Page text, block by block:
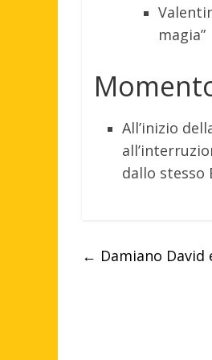
magia”
All’inizio
dallo stesso
← Damiano